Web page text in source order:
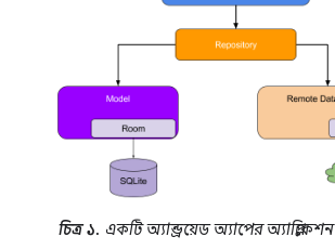
চিত্র ১. একটি অ্যান্ড্রয়েড অ্যাপের